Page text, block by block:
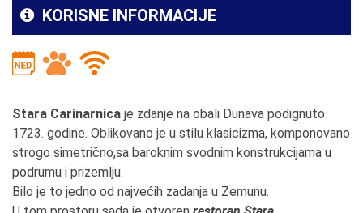
KORISNE INFORMACIJE
Stara Carinarnica je zdanje na obali Dunava podignuto
1723. godine. Oblikovano je u stilu klasicizma, komponovano
strogo simetrično,sa baroknim svodnim konstrukcijama u
podrumu i prizemlju.
Bilo je to jedno od najvećih zadanja u Zemunu.